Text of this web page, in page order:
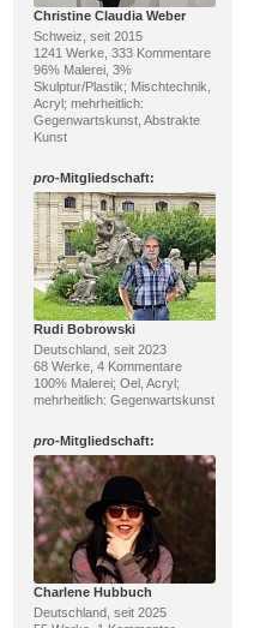
Christine Claudia Weber
Schweiz, seit 2015
1241 Werke, 333 Kommentare
96% Malerei, 3%
Skulptur/Plastik; Mischtechnik,
Acryl; mehrheitlich:
Gegenwartskunst, Abstrakte
Kunst
pro-Mitgliedschaft:
Rudi Bobrowski
Deutschland, seit 2023
68 Werke, 4 Kommentare
100% Malerei; Oel, Acryl;
mehrheitlich: Gegenwartskunst
pro-Mitgliedschaft:
Charlene Hubbuch
Deutschland, seit 2025